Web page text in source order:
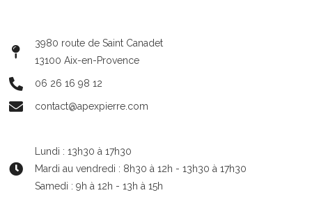
3980 route de Saint Canadet
13100 Aix-en-Provence
06 26 16 98 12
contact@apexpierre.com
Lundi : 13h30 à 17h30
Mardi au vendredi : 8h30 à 12h - 13h30 à 17h30
Samedi : 9h à 12h - 13h à 15h